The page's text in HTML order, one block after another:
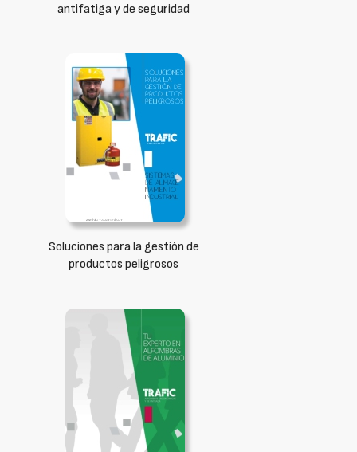
antifatiga y de seguridad
Soluciones para la gestión de
productos peligrosos